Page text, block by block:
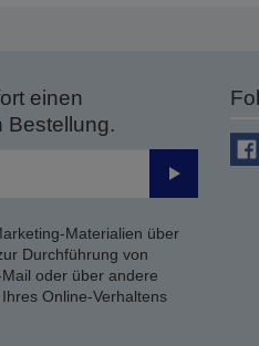
einen
Bestellung.
Senden
Materialien über
Durchführung von
oder über andere
Online-Verhaltens